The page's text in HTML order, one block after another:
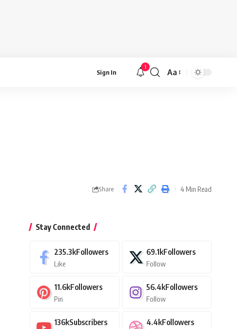
Sign In
1
Font
Aa
Share 4 Min Read
Stay Connected
235.3kFollowers
Like
69.1kFollowers
Follow
11.6kFollowers
Pin
56.4kFollowers
Follow
136kSubscribers 4.4kFollowers